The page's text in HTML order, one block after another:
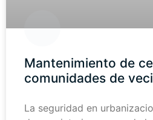
Mantenimiento de
comunidades de
La seguridad en